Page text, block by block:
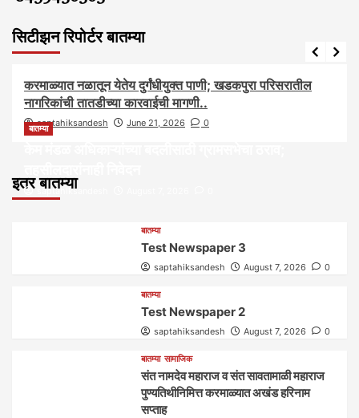
सिटीझन रिपोर्टर बातम्या
आरोग्य आवाज जनतेचा बातम्या
करमाळ्यात नळातून येतेय दुर्गंधीयुक्त पाणी; खडकपुरा परिसरातील
नागरिकांची तातडीच्या कारवाईची मागणी..
saptahiksandesh June 21, 2026 0
इतर बातम्या
बातम्या
saptahiksandesh
बातम्या
Test Newspaper 3
saptahiksandesh August 7, 2026 0
बातम्या
Test Newspaper 2
saptahiksandesh August 7, 2026 0
बातम्या सामाजिक
संत नामदेव महाराज व संत सावतामाळी महाराज
पुण्यतिथीनिमित्त करमाळ्यात अखंड हरिनाम
सप्ताह